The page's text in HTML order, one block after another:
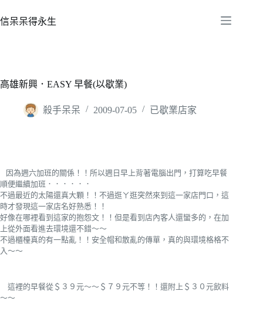
至
容
信呆呆得永生
高雄新興．EASY 早餐(以歇業)
殺手呆呆 2009-07-05 已歇業店家
因為週六加班的關係！！所以週日早上背著電腦出門，打算吃早餐
順便繼續加班．．．．．．
不過最近的太陽還真大顆！！不過逛ㄚ逛突然來到這一家店門口，這
時才發現這一家店名好熟悉！！
好像在哪裡看到這家的抱怨文！！但是看到店內客人還蠻多的，在加
上從外面看進去環境還不錯～～
不過櫃檯真的有一點亂！！安全帽和散亂的傳單，真的與環境格格不
入～～
這裡的早餐從＄３９元～～＄７９元不等！！還附上＄３０元飲料
～～